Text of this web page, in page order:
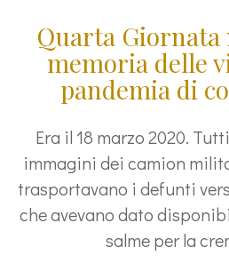
Quarta Giornata
memoria delle
pandemia di
Era il 18 marzo 2020.
immagini dei camion
trasportavano i defunti
che avevano dato
salme per la